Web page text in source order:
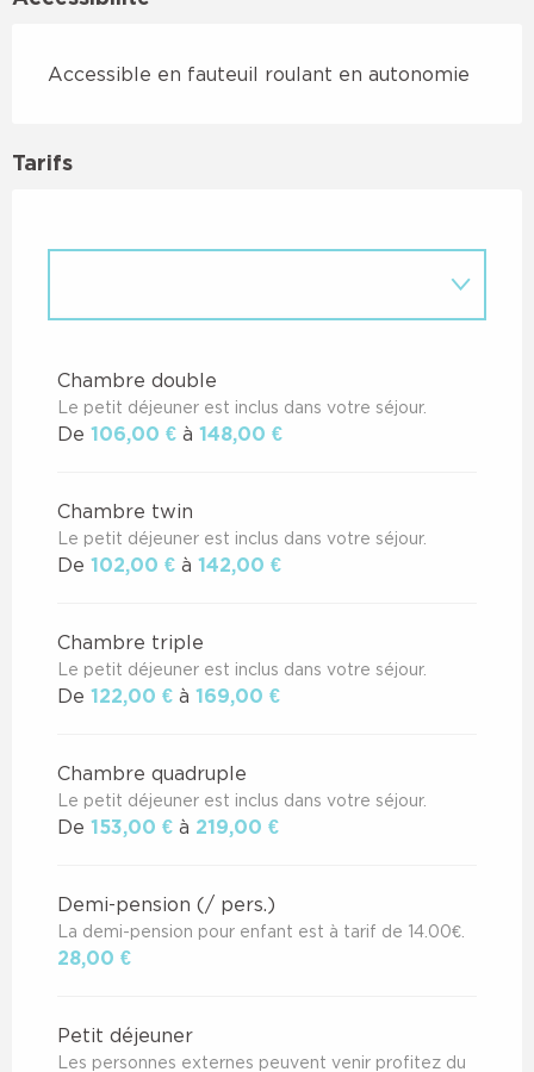
Accessible en fauteuil roulant en autonomie
Tarifs
Chambre double
Le petit déjeuner est inclus dans votre séjour.
De 106,00 € à 148,00 €
Chambre twin
Le petit déjeuner est inclus dans votre séjour.
De 102,00 € à 142,00 €
Chambre triple
Le petit déjeuner est inclus dans votre séjour.
De 122,00 € à 169,00 €
Chambre quadruple
Le petit déjeuner est inclus dans votre séjour.
De 153,00 € à 219,00 €
Demi-pension (/ pers.)
La demi-pension pour enfant est à tarif de 14.00€.
28,00 €
Petit déjeuner
Les personnes externes peuvent venir profitez du